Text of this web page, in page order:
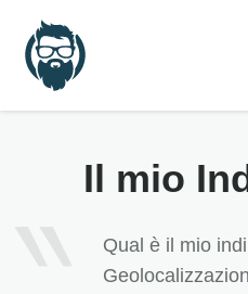
Il mio
Qual è il mio